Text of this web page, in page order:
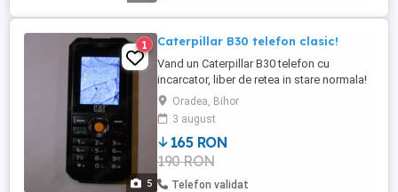
5
1 Caterpillar B30 telefon clasic!
Vand un Caterpillar B30 telefon cu
incarcator, liber de retea in stare normala!
Vand numai personal in Oradea, pot sa
trimit prin posta si curier contra cost!
Design Clasic SIM tipul de card
Dimensiune normala (mini-SIM)
Specificaţii tehnice Extindere memorie Da
Format card memorie microSD (max. 16 ...
Oradea, Bihor
3 august
165 RON
190 RON
Telefon validat